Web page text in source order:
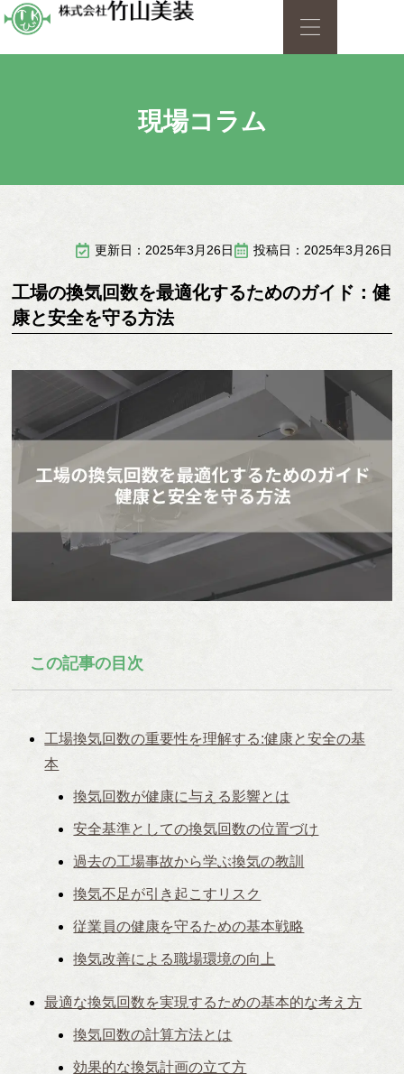
現場コラム
更新日：2025年3月26日 投稿日：2025年3月26日
工場の換気回数を最適化するためのガイド：健
康と安全を守る方法
この記事の目次
工場換気回数の重要性を理解する:健康と安全の基
本
換気回数が健康に与える影響とは
安全基準としての換気回数の位置づけ
過去の工場事故から学ぶ換気の教訓
換気不足が引き起こすリスク
従業員の健康を守るための基本戦略
換気改善による職場環境の向上
最適な換気回数を実現するための基本的な考え方
換気回数の計算方法とは
効果的な換気計画の立て方